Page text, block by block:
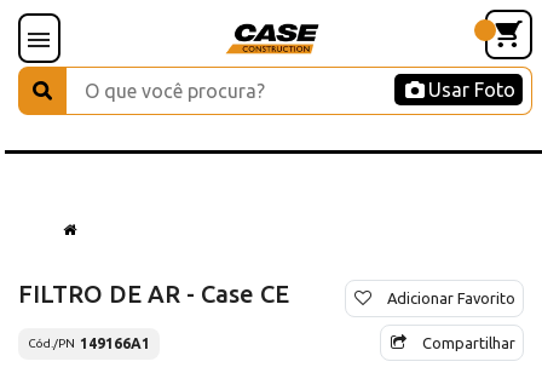
Usar Foto
FILTRO DE AR - Case CE
Cód./PN 149166A1
Adicionar Favorito
Compartilhar